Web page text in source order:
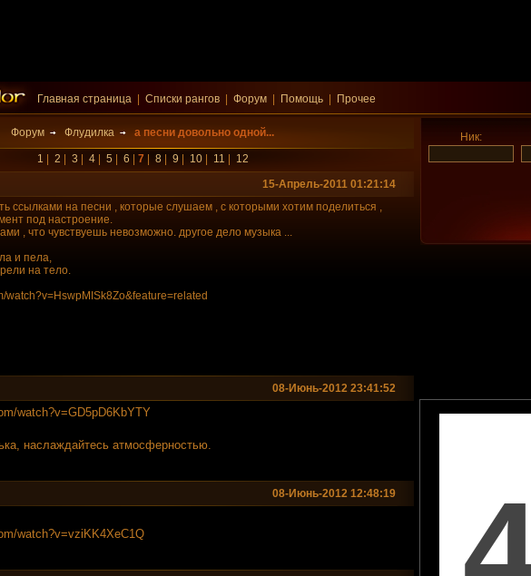
Главная страница Списки рангов Форум Помощь Прочее
Форум Флудилка а песни довольно одной...
1 2 3 4 5 6 7 8 9 10 11
12
15-Апрель-2011 01:21:14
ссылками на песни , которые слушаем , с которыми хотим поделиться ,
под настроение.
, что чувствуешь невозможно. другое дело музыка ...
и пела,
на тело.
watch?v=HswpMISk8Zo&feature=related
08-Июнь-2012 23:41:52
watch?v=GD5pD6KbYTY
наслаждайтесь атмосферностью.
08-Июнь-2012 12:48:19
watch?v=vziKK4XeC1Q
Ник: